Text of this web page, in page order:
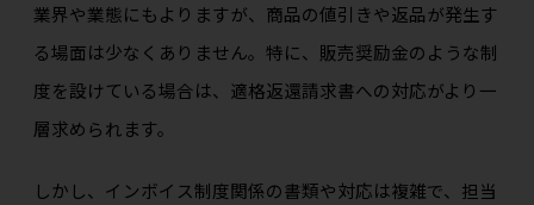
業界や業態にもよりますが、商品の値引きや返品が発生す
る場面は少なくありません。特に、販売奨励金のような制
度を設けている場合は、適格返還請求書への対応がより一
層求められます。
しかし、インボイス制度関係の書類や対応は複雑で、担当